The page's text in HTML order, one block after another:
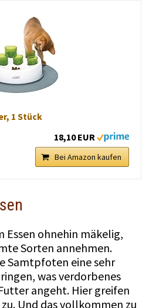
1 Stück
18,10 EUR
Bei Amazon kaufen
Essen ohnehin mäkelig,
Sorten annehmen.
Samtpfoten eine sehr
was verdorbenes
angeht. Hier greifen
Und das vollkommen zu